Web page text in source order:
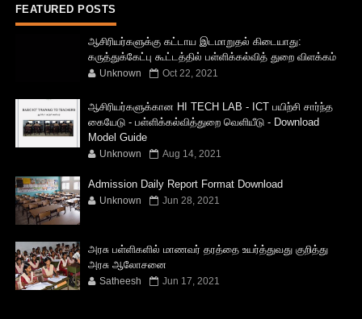
FEATURED POSTS
ஆசிரியர்களுக்கு கட்டாய இடமாறுதல் கிடையாது:
கருத்துக்கேட்பு கூட்டத்தில் பள்ளிக்கல்வித் துறை விளக்கம்
Unknown Oct 22, 2021
ஆசிரியர்களுக்கான HI TECH LAB - ICT பயிற்சி சார்ந்த
கையேடு - பள்ளிக்கல்வித்துறை வெளியீடு - Download
Model Guide
Unknown Aug 14, 2021
Admission Daily Report Format Download
Unknown Jun 28, 2021
அரசு பள்ளிகளில் மாணவர் தரத்தை உயர்த்துவது குறித்து
அரசு ஆலோசனை
Satheesh Jun 17, 2021